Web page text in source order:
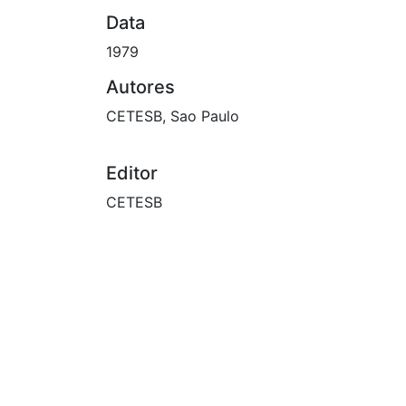
Data
1979
Autores
CETESB, Sao Paulo
Editor
CETESB